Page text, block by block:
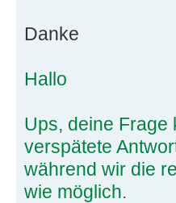
Danke
Hallo
Ups, deine
verspätete
während wir die
wie möglich.